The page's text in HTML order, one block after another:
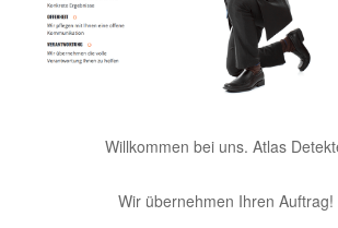
Willkommen bei uns. Atlas
Wir übernehmen Ihren Auftrag!